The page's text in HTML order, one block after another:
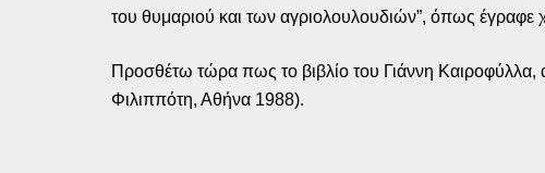
του θυμαριού και των αγριολουλουδιών”, όπως
Προσθέτω τώρα πως το βιβλίο του Γιάννη
Φιλιππότη, Αθήνα 1988).